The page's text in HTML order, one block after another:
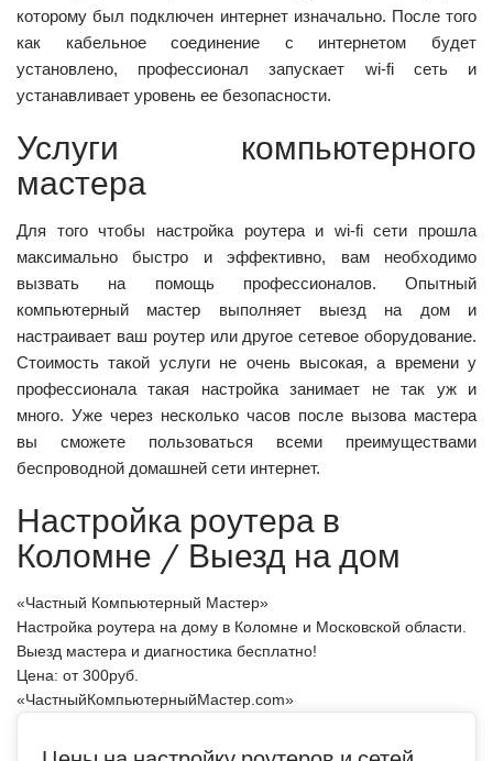
которому был подключен интернет изначально. После того
как кабельное соединение с интернетом будет
установлено, профессионал запускает wi-fi сеть и
устанавливает уровень ее безопасности.
Услуги компьютерного
мастера
Для того чтобы настройка роутера и wi-fi сети прошла
максимально быстро и эффективно, вам необходимо
вызвать на помощь профессионалов. Опытный
компьютерный мастер выполняет выезд на дом и
настраивает ваш роутер или другое сетевое оборудование.
Стоимость такой услуги не очень высокая, а времени у
профессионала такая настройка занимает не так уж и
много. Уже через несколько часов после вызова мастера
вы сможете пользоваться всеми преимуществами
беспроводной домашней сети интернет.
Настройка роутера в
Коломне / Выезд на дом
«Частный Компьютерный Мастер»
Настройка роутера на дому в Коломне и Московской области.
Выезд мастера и диагностика бесплатно!
Цена: от300руб.
«ЧастныйКомпьютерныйМастер.com»